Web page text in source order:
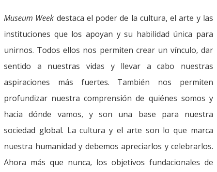
Museum Week destaca el poder de la cultura, el arte y las
instituciones que los apoyan y su habilidad única para
unirnos. Todos ellos nos permiten crear un vínculo, dar
sentido a nuestras vidas y llevar a cabo nuestras
aspiraciones más fuertes. También nos permiten
profundizar nuestra comprensión de quiénes somos y
hacia dónde vamos, y son una base para nuestra
sociedad global. La cultura y el arte son lo que marca
nuestra humanidad y debemos apreciarlos y celebrarlos.
Ahora más que nunca, los objetivos fundacionales de